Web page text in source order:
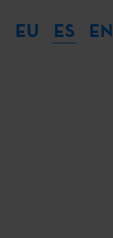
EU ES EN